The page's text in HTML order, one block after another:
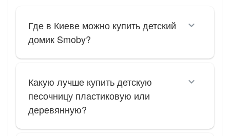
Где в Киеве можно купить детский
домик Smoby?
Какую лучше купить детскую
песочницу пластиковую или
деревянную?